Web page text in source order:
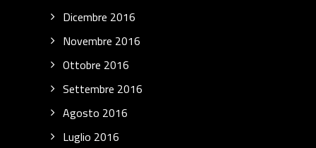
Dicembre 2016
Novembre 2016
Ottobre 2016
Settembre 2016
Agosto 2016
Luglio 2016